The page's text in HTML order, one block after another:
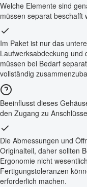
Welche Elemente sind
müssen separat beschafft
Im Paket ist nur das
Laufwerksabdeckung und
müssen bei Bedarf
vollständig
Beeinflusst dieses
den Zugang zu
Die Abmessungen und
Originalteil, daher sollten
Ergonomie nicht
Fertigungstoleranzen
erforderlich machen.